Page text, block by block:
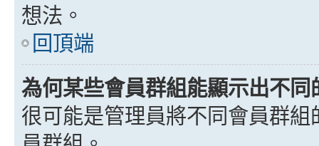
想法。
回頂端
為何某些會員群組能顯示出不同
很可能是管理員將不同會員群